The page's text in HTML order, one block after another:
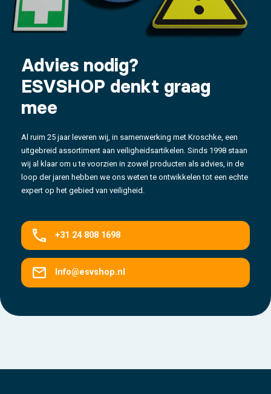
Advies nodig?
ESVSHOP denkt graag
mee
Al ruim 25 jaar leveren wij, in samenwerking met Kroschke, een
uitgebreid assortiment aan veiligheidsartikelen. Sinds 1998 staan
wij al klaar om u te voorzien in zowel producten als advies, in de
loop der jaren hebben we ons weten te ontwikkelen tot een echte
expert op het gebied van veiligheid.
+31 24 808 1698
Info@esvshop.nl